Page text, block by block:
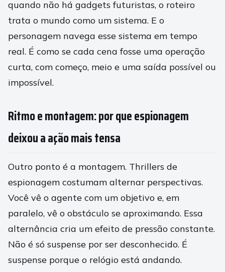
quando não há gadgets futuristas, o roteiro
trata o mundo como um sistema. E o
personagem navega esse sistema em tempo
real. É como se cada cena fosse uma operação
curta, com começo, meio e uma saída possível ou
impossível.
Ritmo e montagem: por que espionagem
deixou a ação mais tensa
Outro ponto é a montagem. Thrillers de
espionagem costumam alternar perspectivas.
Você vê o agente com um objetivo e, em
paralelo, vê o obstáculo se aproximando. Essa
alternância cria um efeito de pressão constante.
Não é só suspense por ser desconhecido. É
suspense porque o relógio está andando.